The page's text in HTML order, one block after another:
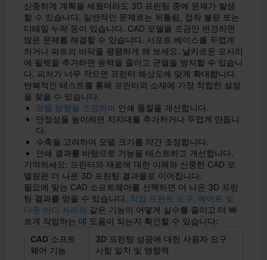
신중하게 계획을 세웠더라도 3D 프린팅 중에 문제가 발생
할 수 있습니다. 일반적인 문제로는 뒤틀림, 접착 불량 또는
디테일 누락 등이 있습니다. CAD 모델을 조금만 변경하면
많은 문제를 해결할 수 있습니다. 서포트 베이스를 두껍게
하거나 파트의 바닥을 평평하게 해 보세요. 날카로운 모서리
에 필렛을 추가하면 응력을 줄이고 균열을 방지할 수 있습니
다. 피처가 너무 작으면 프린터 해상도에 맞게 확대합니다.
반복적인 테스트를 통해 프린터와 소재에 가장 적합한 설정
을 찾을 수 있습니다.
모델 방향을 조정하여 인쇄 품질을 개선합니다.
안정성을 높이려면 지지대를 추가하거나 두껍게 만듭니
다.
수축을 고려하여 모델 크기를 약간 조정합니다.
인쇄 결과를 바탕으로 기능을 테스트하고 개선합니다.
기억하세요: 프린터와 재료에 대한 이해와 신중한 CAD 모
델링은 더 나은 3D 프린팅 결과물로 이어집니다.
필요에 맞는 CAD 소프트웨어를 선택하면 더 나은 3D 프린
팅 결과를 얻을 수 있습니다. 직접 프린트 도구, 메이트 및
다중 바디 처리와 같은 기능이 어떻게 실수를 줄이고 더 빠
르게 작업하는 데 도움이 되는지 확인할 수 있습니다:
CAD 소프트
웨어 기능
3D 프린팅 성공에 대한 사용자 요구
사항 일치 및 영향력